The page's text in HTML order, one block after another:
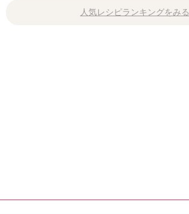
人気レシピランキングをみる